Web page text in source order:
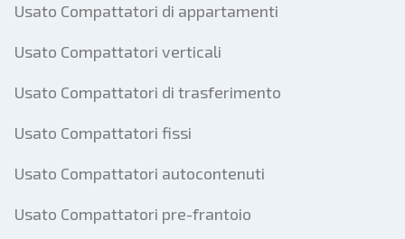
Usato Compattatori di appartamenti
Usato Compattatori verticali
Usato Compattatori di trasferimento
Usato Compattatori fissi
Usato Compattatori autocontenuti
Usato Compattatori pre-frantoio